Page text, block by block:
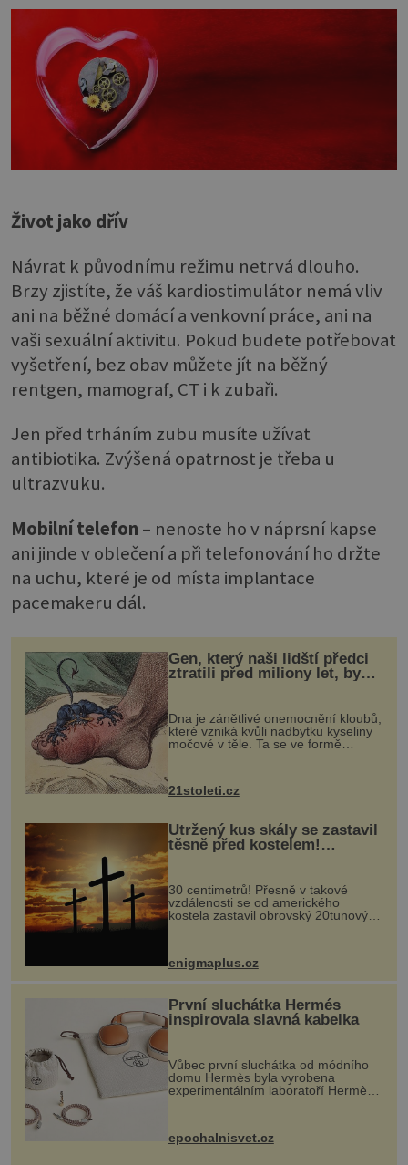
Život jako dřív
Návrat k původnímu režimu netrvá dlouho.
Brzy zjistíte, že váš kardiostimulátor nemá vliv
ani na běžné domácí a venkovní práce, ani na
vaši sexuální aktivitu. Pokud budete potřebovat
vyšetření, bez obav můžete jít na běžný
rentgen, mamograf, CT i k zubaři.
Jen před trháním zubu musíte užívat
antibiotika. Zvýšená opatrnost je třeba u
ultrazvuku.
Mobilní telefon – nenoste ho v náprsní kapse
ani jinde v oblečení a při telefonování ho držte
na uchu, které je od místa implantace
pacemakeru dál.
Gen, který naši lidští předci
ztratili před miliony let, by
mohl pomoci s léčbou
„nemoci králů“
Dna je zánětlivé onemocnění kloubů,
které vzniká kvůli nadbytku kyseliny
močové v těle. Ta se ve formě
nohou, a způsobuje bole...
21stoleti.cz
Utržený kus skály se zastavil
těsně před kostelem!
Ochránila ho boží síla?
30 centimetrů! Přesně v takové
vzdálenosti se od amerického
kostela zastavil obrovský 20tunový
...
enigmaplus.cz
První sluchátka Hermés
inspirovala slavná kabelka
Vůbec první sluchátka od módního
domu Hermès byla vyrobena
experimentálním laboratoří Hermès
kovový...
epochalnisvet.cz